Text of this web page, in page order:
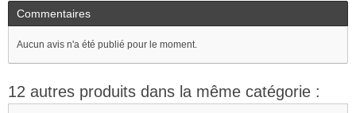
Commentaires
Aucun avis n'a été publié pour le moment.
12 autres produits dans la même catégorie :